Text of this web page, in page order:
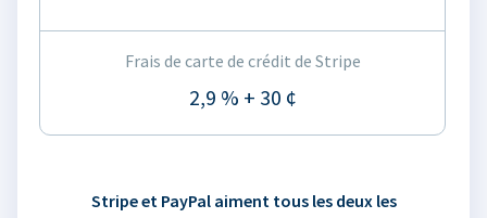
Frais de carte de crédit de Stripe
2,9 % + 30 ¢
Stripe et PayPal aiment tous les deux les